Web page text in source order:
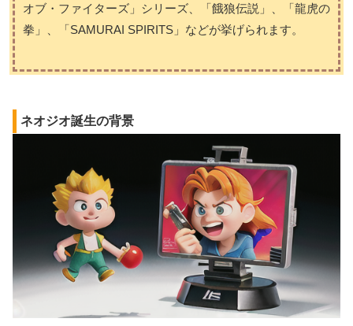
オブ・ファイターズ」シリーズ、「餓狼伝説」、「龍虎の
拳」、「SAMURAI SPIRITS」などが挙げられます。
ネオジオ誕生の背景